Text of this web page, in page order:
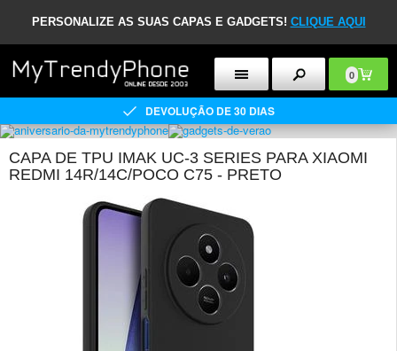
PERSONALIZE AS SUAS CAPAS E GADGETS! CLIQUE AQUI
0
DEVOLUÇÃO DE 30 DIAS
CAPA DE TPU IMAK UC-3 SERIES PARA XIAOMI
REDMI 14R/14C/POCO C75 - PRETO